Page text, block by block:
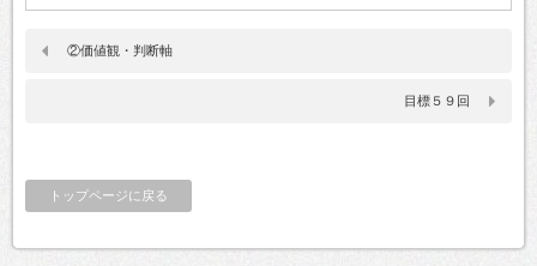
②価値観・判断軸
目標５９回
トップページに戻る